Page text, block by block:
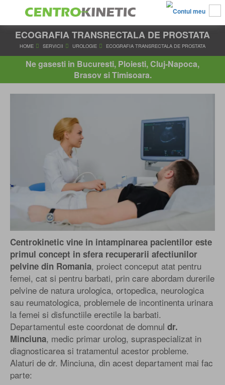
ECOGRAFIA TRANSRECTALA DE PROSTATA
HOME SERVICII UROLOGIE ECOGRAFIA TRANSRECTALA
Ne gasesti in Bucuresti, Ploiesti, Cluj-Napoca,
Brasov si Timisoara.
Centrokinetic vine in intampinarea pacientilor este
primul concept in sfera recuperarii afectiunilor
pelvine din Romania, proiect conceput atat pentru
femei, cat si pentru barbati, prin care abordam durerile
pelvine de natura urologica, ortopedica, neurologica
sau reumatologica, problemele de incontinenta urinara
la femei si disfunctiile erectile la barbati.
Departamentul este coordonat de domnul dr.
Minciuna, medic primar urolog, supraspecializat in
diagnosticarea si tratamentul acestor probleme.
Alaturi de dr. Minciuna, din acest departament mai fac
parte: